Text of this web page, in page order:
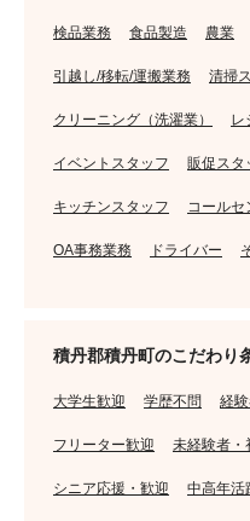
検品業務 食品製造 農業
引越し/移転/運搬業務 清掃
クリーニング（洗濯業） レ
イベントスタッフ 販促スタ
キッチンスタッフ コールセ
OA事務業務 ドライバー
積丹郡積丹町のこだわり
大学生歓迎 学歴不問 経
フリーター歓迎 未経験者・
シニア応援・歓迎 中高年活